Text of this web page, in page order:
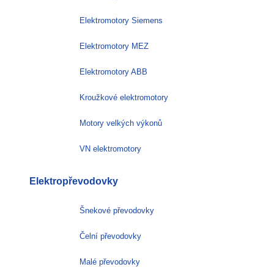
Elektromotory Siemens
Elektromotory MEZ
Elektromotory ABB
Kroužkové elektromotory
Motory velkých výkonů
VN elektromotory
Elektropřevodovky
Šnekové převodovky
Čelní převodovky
Malé převodovky